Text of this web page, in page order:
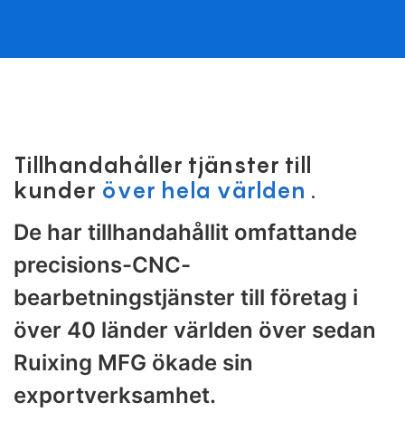
Tillhandahåller tjänster till
kunder över hela världen .
De har tillhandahållit omfattande
precisions-CNC-
bearbetningstjänster till företag i
över 40 länder världen över sedan
Ruixing MFG ökade sin
exportverksamhet.